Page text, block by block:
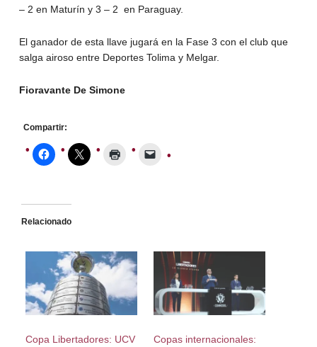
– 2 en Maturín y 3 – 2 en Paraguay.
El ganador de esta llave jugará en la Fase 3 con el club que
salga airoso entre Deportes Tolima y Melgar.
Fioravante De Simone
Compartir:
Relacionado
Copa Libertadores: UCV Copas internacionales: